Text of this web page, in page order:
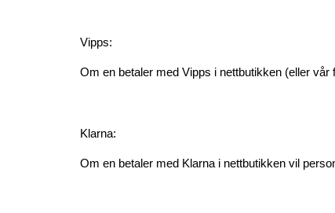
Vipps:
Om en betaler med Vipps i nettbutikken (eller
Klarna:
Om en betaler med Klarna i nettbutikken vil